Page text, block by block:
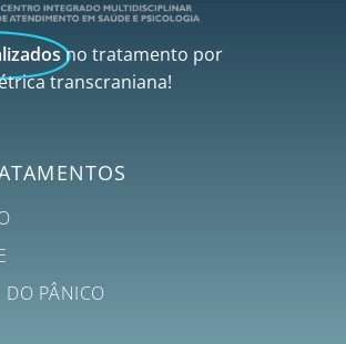
no tratamento por
transcraniana!
DO PÂNICO